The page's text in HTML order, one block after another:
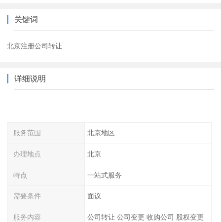
关键词
北京注册公司转让
详细说明
服务范围 北京地区
办理地点 北京
特点 一站式服务
需要条件 面议
服务内容 公司转让 公司变更 收购公司 股权变更